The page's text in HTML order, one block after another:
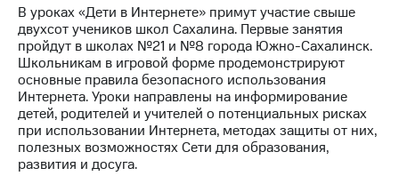
МТС
о технологиях
Достижения
Интервью
Финансовая
отчетность
В уроках «Дети в Интернете» примут участие свыше
двухсот учеников школ Сахалина. Первые занятия
пройдут в школах №21 и №8 города Южно-Сахалинск.
Школьникам в игровой форме продемонстрируют
основные правила безопасного использования
Интернета. Уроки направлены на информирование
детей, родителей и учителей о потенциальных рисках
при использовании Интернета, методах защиты от них,
полезных возможностях Сети для образования,
развития и досуга.